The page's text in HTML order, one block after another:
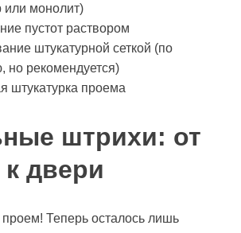
или монолит)
пустот раствором
штукатурной сеткой (по
но рекомендуется)
штукатурка проема
штрихи: от
двери
Теперь осталось лишь